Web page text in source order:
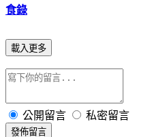
食錄
載入更多
公開留言 私密留言
發佈留言